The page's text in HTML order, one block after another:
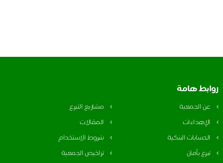
هامة
الجمعية
مشاريع التبرع
المقالات
البنكية
شروط الاستخدام
بأمان
تراخيص الجمعية